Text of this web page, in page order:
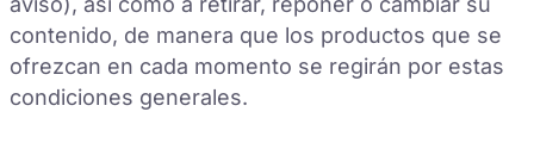
contenido, de manera que los productos que se
ofrezcan en cada momento se regirán por estas
condiciones generales.